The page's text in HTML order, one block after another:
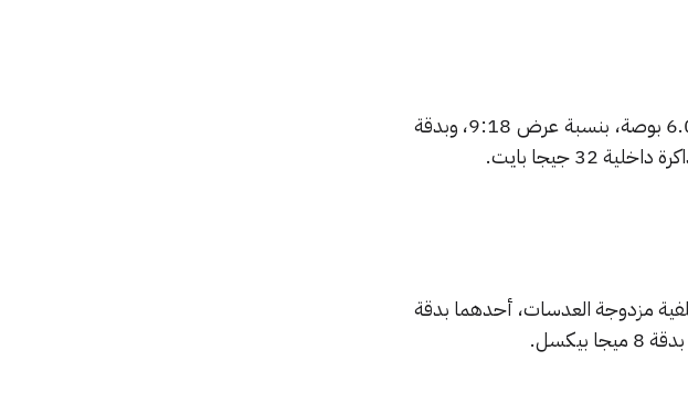
ومن حيث المواصفات، فإنه من المتوقع أن يأتي الهاتف بشاشة قياسها 6.01 بوصة، بنسبة عرض 9:18، وبدقة
مزدوجة العدسات، أحدهما بدقة